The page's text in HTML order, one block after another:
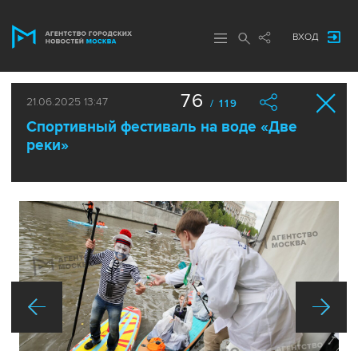
ВХОД
21.06.2025 13:47
Спортивный фестиваль на воде «Две
реки»
76 / 119